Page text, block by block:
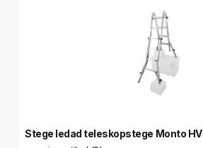
Stege ledad teleskopstege Monto HV